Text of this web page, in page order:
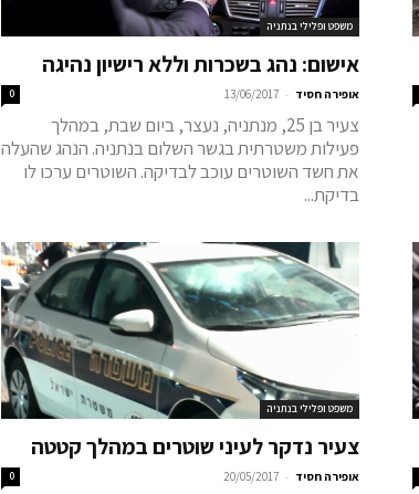
משפט ופלילי בנתניה
אישום: נהג בשכרות וללא רישיון נהיגה
אופירה חסיד -
13/06/2017
0
צעיר בן 25, מנתניה, נעצר, ביום שבת, במהלך
פעילות משטרתית בגשר השלום בנתניה. הנהג שהעלה
את חשד השוטרים עוכב לבדיקה. השוטרים ערכו לו
בדיקת...
משפט ופלילי בנתניה
צעיר נדקר לעיני שוטרים במהלך קטטה
אופירה חסיד -
20/05/2017
0